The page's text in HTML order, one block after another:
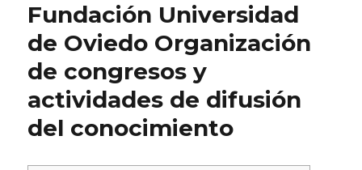
Fundación Universidad
de Oviedo Organización
de congresos y
actividades de difusión
del conocimiento